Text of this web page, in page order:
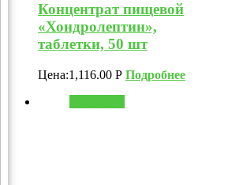
Концентрат пищевой
«Хондролептин»,
таблетки, 50 шт
Цена:1,116.00 Р Подробнее